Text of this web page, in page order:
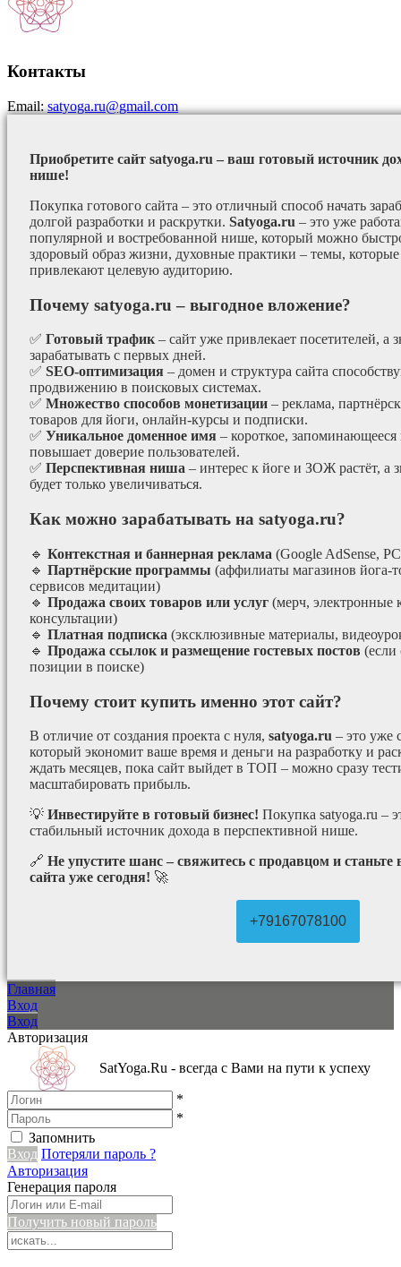
Контакты
Email:satyoga.ru@gmail.com
Приобретите сайт satyoga.ru – ваш готовый источник
нише!
Покупка готового сайта – это отличный способ начать
долгой разработки и раскрутки. Satyoga.ru – это уже
популярной и востребованной нише, который можно
здоровый образ жизни, духовные практики – темы, которые
привлекают целевую аудиторию.
Почему satyoga.ru – выгодное вложение?
✅ Готовый трафик – сайт уже привлекает посетителей, а
зарабатывать с первых дней.
✅ SEO-оптимизация – домен и структура сайта
продвижению в поисковых системах.
✅ Множество способов монетизации – реклама,
товаров для йоги, онлайн-курсы и подписки.
✅ Уникальное доменное имя – короткое, запоминающееся
повышает доверие пользователей.
✅ Перспективная ниша – интерес к йоге и ЗОЖ растёт, а
будет только увеличиваться.
Как можно зарабатывать на satyoga.ru?
🔹 Контекстная и баннерная реклама (Google AdSense,
🔹 Партнёрские программы (аффилиаты магазинов йога-
сервисов медитации)
🔹 Продажа своих товаров или услуг (мерч, электронные
консультации)
🔹 Платная подписка (эксклюзивные материалы,
🔹 Продажа ссылок и размещение гостевых постов (если
позиции в поиске)
Почему стоит купить именно этот сайт?
В отличие от создания проекта с нуля, satyoga.ru – это уже
который экономит ваше время и деньги на разработку и
ждать месяцев, пока сайт выйдет в ТОП – можно сразу
масштабировать прибыль.
💡 Инвестируйте в готовый бизнес! Покупка satyoga.ru –
стабильный источник дохода в перспективной нише.
🔗 Не упустите шанс – свяжитесь с продавцом и
сайта уже сегодня! 🚀
+79167078100
Главная
Вход
Вход
Авторизация
SatYoga.Ru - всегда с Вами на пути к успеху
*
*
Запомнить
Вход Потеряли пароль ?
Авторизация
Генерация пароля
Получить новый пароль